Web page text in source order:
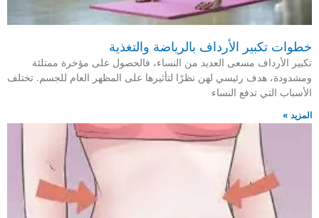
خطوات تكبير الأرداف بالرياضة والتغذية
تكبير الأرداف مسعى العديد من النساء، فالحصول على مؤخرة ممتلئة
ومشدودة، هدف رئيسي لهن نظرًا لتأثيرها على المظهر العام للجسم. تختلف
الأسباب التي تدفع النساء
المزيد »